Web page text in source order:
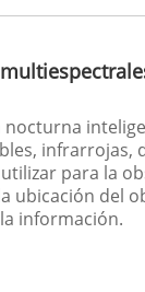
nocturna
infrarrojas,
para la
ubicación del
información.